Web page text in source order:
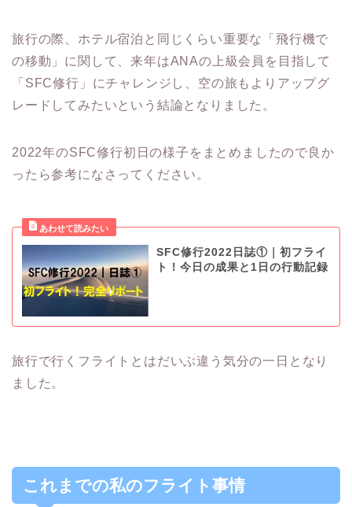
旅行の際、ホテル宿泊と同じくらい重要な「飛行機で
の移動」に関して、来年はANAの上級会員を目指して
「SFC修行」にチャレンジし、空の旅もよりアップグ
レードしてみたいという結論となりました。
2022年のSFC修行初日の様子をまとめましたので良か
ったら参考になさってください。
SFC修行2022日誌①｜初フライ
ト！今日の成果と1日の行動記録
旅行で行くフライトとはだいぶ違う気分の一日となり
ました。
これまでの私のフライト事情